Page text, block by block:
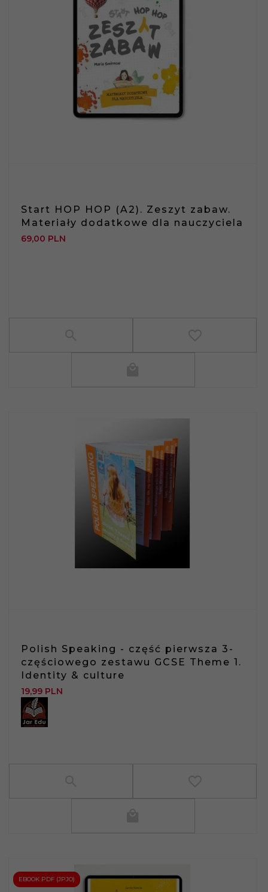
Start HOP HOP (A2). Zeszyt zabaw.
Materiały dodatkowe dla nauczyciela
69,00 PLN
Polish Speaking - część pierwsza 3-
częściowego zestawu GCSE Theme 1.
Identity & culture
19,99 PLN
EBOOK PDF (JPJO)